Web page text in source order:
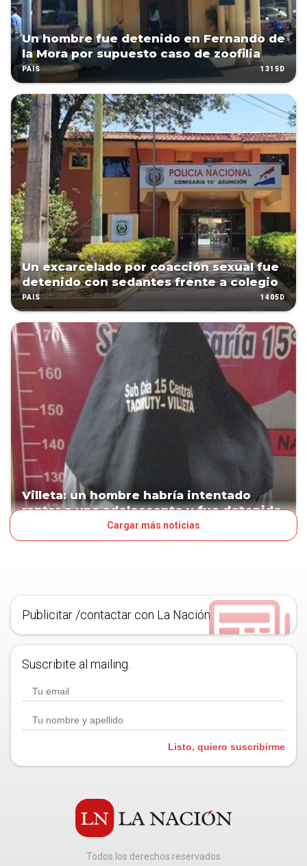
Un hombre fue detenido en Fernando de
la Mora por supuesto caso de zoofilia
PAÍS 1315D
Un excarcelado por coacción sexual fue
detenido con sedantes frente a colegio
PAÍS 1405D
Villeta: un hombre habría intentado
raptar a una adolescente y fue detenido
Cargar más noticias
Publicitar /contactar con La Nación
Suscribite al mailing.
Listo, quiero suscribirme
Todos los derechos reservados